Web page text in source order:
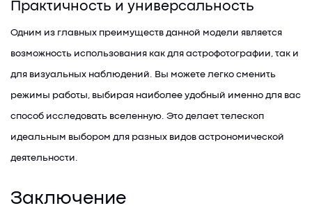
Практичность и универсальность
Одним из главных преимуществ данной модели является
возможность использования как для астрофотографии, так и
для визуальных наблюдений. Вы можете легко сменить
режимы работы, выбирая наиболее удобный именно для вас
способ исследовать вселенную. Это делает телескоп
идеальным выбором для разных видов астрономической
деятельности.
Заключение